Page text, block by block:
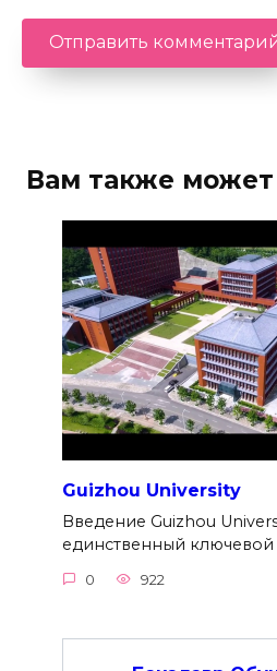
Вам также может
Guizhou University
Введение Guizhou
единственный ключевой
0 922